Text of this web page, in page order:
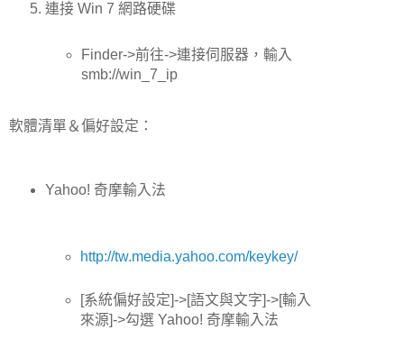
連接 Win 7 網路硬碟
Finder->前往->連接伺服器，輸入
smb://win_7_ip
軟體清單＆偏好設定：
Yahoo! 奇摩輸入法
http://tw.media.yahoo.com/keykey/
[系統偏好設定]->[語文與文字]->[輸入
來源]->勾選 Yahoo! 奇摩輸入法